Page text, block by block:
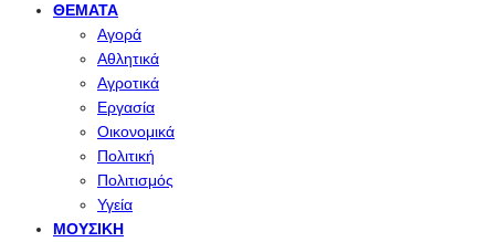
ΘΈΜΑΤΑ
Αγορά
Αθλητικά
Αγροτικά
Εργασία
Οικονομικά
Πολιτική
Πολιτισμός
Υγεία
ΜΟΥΣΙΚΉ